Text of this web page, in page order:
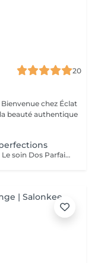
20
beauté authentique
Offrez à votre dos l'attention qu'il mérite. Le soin Dos Parfait purifie, lisse et rééquilibre la peau, pour un dos éclatant de santé et de bien-être. Il peut inclure une dermabrasion douce, selon les besoins de votre peau, pour un résultat encore plus uniforme et affiné. Grâce à des gestes experts et des produits soigneusement sélectionnés, dites adieu aux imperfections et redécouvrez une peau douce, lisse et visiblement sublimée. Résultat : un dos pur, lumineux et visiblement revitalisé. Découvrez l'ensemble de mes rituels et prestations exclusives sur: www.eclat-feminin.lu - SCROLLER VERS LE HAUT - DESCRIPTION -